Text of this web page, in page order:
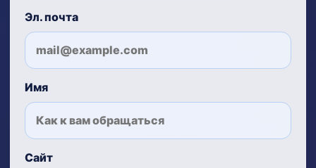
Эл. почта
Имя
Сайт